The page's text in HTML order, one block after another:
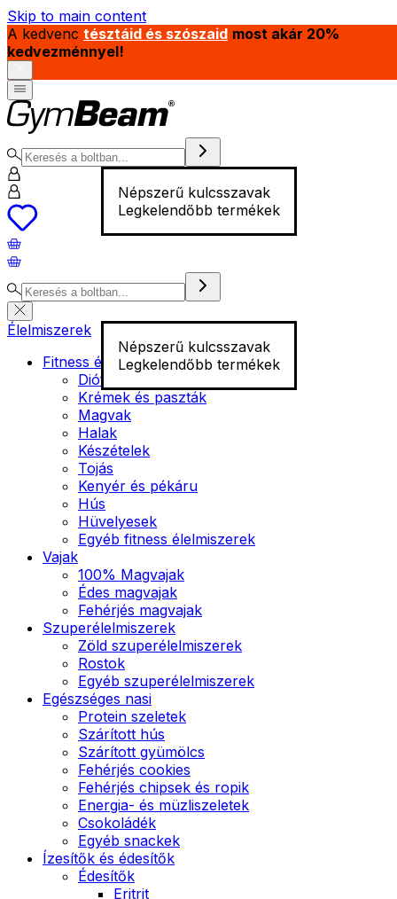
Skip to main content
A kedvenc tésztáid és szószaid most akár 20%
kedvezménnyel!
Népszerű kulcsszavak
Legkelendőbb termékek
Népszerű kulcsszavak
Legkelendőbb termékek
Élelmiszerek
Fitness élelmiszer
Diófélék
Krémek és paszták
Magvak
Halak
Készételek
Tojás
Kenyér és pékáru
Hús
Hüvelyesek
Egyéb fitness élelmiszerek
Vajak
100% Magvajak
Édes magvajak
Fehérjés magvajak
Szuperélelmiszerek
Zöld szuperélelmiszerek
Rostok
Egyéb szuperélelmiszerek
Egészséges nasi
Protein szeletek
Szárított hús
Szárított gyümölcs
Fehérjés cookies
Fehérjés chipsek és ropik
Energia- és müzliszeletek
Csokoládék
Egyéb snackek
Ízesítők és édesítők
Édesítők
Eritrit